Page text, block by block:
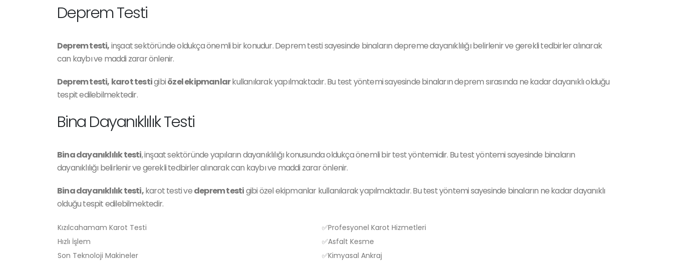
Deprem Testi
Deprem testi,inşaat sektöründe oldukça önemli bir konudur. Deprem testi sayesinde binaların depreme dayanıklılığı belirlenir ve gerekli tedbirler alınarak
can kaybı ve maddi zarar önlenir.
Deprem testi, karot testigibiözel ekipmanlarkullanılarak yapılmaktadır. Bu test yöntemi sayesinde binaların deprem sırasında ne kadar dayanıklı olduğu
tespit edilebilmektedir.
Bina Dayanıklılık Testi
Bina dayanıklılık testi, inşaat sektöründe yapıların dayanıklılığı konusunda oldukça önemli bir test yöntemidir. Bu test yöntemi sayesinde binaların
dayanıklılığı belirlenir ve gerekli tedbirler alınarak can kaybı ve maddi zarar önlenir.
Bina dayanıklılık testi,karot testi vedeprem testigibi özel ekipmanlar kullanılarak yapılmaktadır. Bu test yöntemi sayesinde binaların ne kadar dayanıklı
olduğu tespit edilebilmektedir.
Kızılcahamam Karot Testi
✅Profesyonel Karot Hizmetleri
Hızlı İşlem
✅Asfalt Kesme
Son Teknoloji Makineler
✅Kimyasal Ankraj